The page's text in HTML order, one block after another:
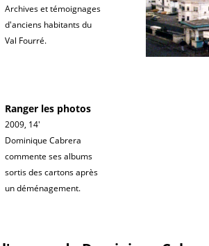
Archives et témoignages
d'anciens habitants du
Val Fourré.
Ranger les photos
2009, 14'
Dominique Cabrera
commente ses albums
sortis des cartons après
un déménagement.